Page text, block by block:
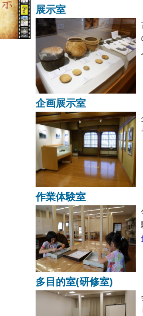
展示室
企画展示室
作業体験室
多目的室(研修室)